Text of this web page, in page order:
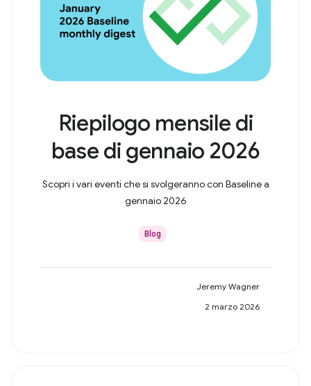
Riepilogo mensile di
base di gennaio 2026
Scopri i vari eventi che si svolgeranno con Baseline a
gennaio 2026
Blog
Jeremy Wagner
2 marzo 2026